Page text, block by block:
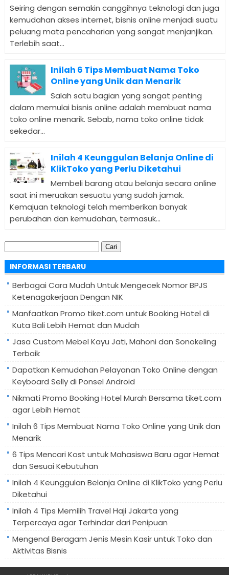
Seiring dengan semakin canggihnya teknologi dan juga
kemudahan akses internet, bisnis online menjadi suatu
peluang mata pencaharian yang sangat menjanjikan.
Terlebih saat...
Inilah 6 Tips Membuat Nama Toko
Online yang Unik dan Menarik
Salah satu bagian yang sangat penting
dalam memulai bisnis online adalah membuat nama
toko online menarik. Sebab, nama toko online tidak
sekedar...
Inilah 4 Keunggulan Belanja Online di
KlikToko yang Perlu Diketahui
Membeli barang atau belanja secara online
saat ini meruakan sesuatu yang sudah jamak.
Kemajuan teknologi telah memberikan banyak
perubahan dan kemudahan, termasuk...
Cari
untuk:
INFORMASI TERBARU
Berbagai Cara Mudah Untuk Mengecek Nomor BPJS
Ketenagakerjaan Dengan NIK
Manfaatkan Promo tiket.com untuk Booking Hotel di
Kuta Bali Lebih Hemat dan Mudah
Jasa Custom Mebel Kayu Jati, Mahoni dan Sonokeling
Terbaik
Dapatkan Kemudahan Pelayanan Toko Online dengan
Keyboard Selly di Ponsel Android
Nikmati Promo Booking Hotel Murah Bersama tiket.com
agar Lebih Hemat
Inilah 6 Tips Membuat Nama Toko Online yang Unik dan
Menarik
6 Tips Mencari Kost untuk Mahasiswa Baru agar Hemat
dan Sesuai Kebutuhan
Inilah 4 Keunggulan Belanja Online di KlikToko yang Perlu
Diketahui
Inilah 4 Tips Memilih Travel Haji Jakarta yang
Terpercaya agar Terhindar dari Penipuan
Mengenal Beragam Jenis Mesin Kasir untuk Toko dan
Aktivitas Bisnis